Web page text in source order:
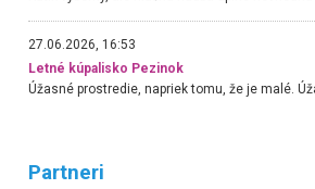
27.06.2026, 16:53
Letné kúpalisko Pezinok
Partneri